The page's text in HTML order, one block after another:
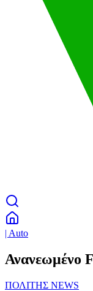
| Auto
Ανανεωμένο
ΠΟΛΙΤΗΣ NEWS